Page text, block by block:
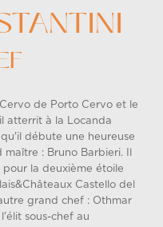
de Porto Cervo et le
atterrit à la Locanda
débute une heureuse
: Bruno Barbieri. Il
la deuxième étoile
Castello del
grand chef : Othmar
sous-chef au